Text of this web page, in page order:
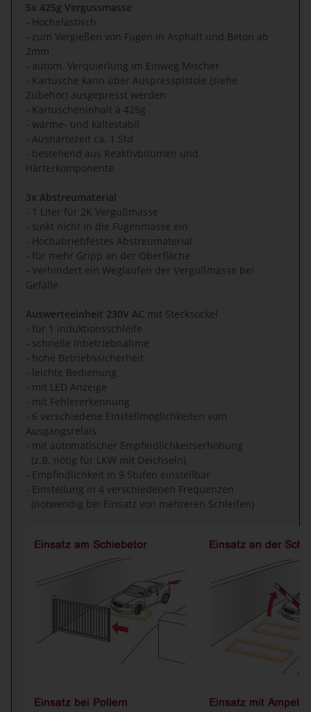
5x 425g Vergussmasse
- Hochelastisch
- zum Vergießen von Fugen in Asphalt und Beton ab
2mm
- autom. Verquierlung im Einweg Mischer
- Kartusche kann über Auspresspistole (siehe
Zubehör) ausgepresst werden
- Kartuscheninhalt à 425g
- wärme- und kältestabil
- Aushärtezeit ca. 1 Std
- bestehend aus Reaktivbitumen und
Härterkomponente
3x Abstreumaterial
- 1 Liter für 2K Vergußmasse
- sinkt nicht in die Fugenmasse ein
- Hochabriebfestes Abstreumaterial
- für mehr Gripp an der Oberfläche
- Verhindert ein Weglaufen der Vergußmasse bei
Gefälle
Auswerteeinheit 230V AC mit Stecksockel
- für 1 Induktionsschleife
- schnelle Inbetriebnahme
- hohe Betriebssicherheit
- leichte Bedienung
- mit LED Anzeige
- mit Fehlererkennung
- 6 verschiedene Einstellmöglichkeiten vom
Ausgangsrelais
- mit automatischer Empfindlichkeitserhöhung
(z.B. nötig für LKW mit Deichseln)
- Empfindlichkeit in 9 Stufen einstellbar
- Einstellung in 4 verschiedenen Frequenzen
(notwendig bei Einsatz von mehreren Schleifen)